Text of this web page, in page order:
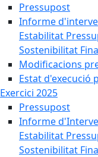
Pressupost
Informe
Estabilitat
Sostenibilitat
Modificacions
Estat d'execució
Exercici 2025
Pressupost
Informe
Estabilitat
Sostenibilitat